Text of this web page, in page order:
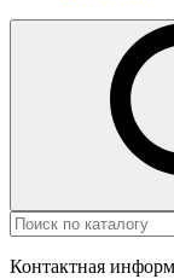
Контактная